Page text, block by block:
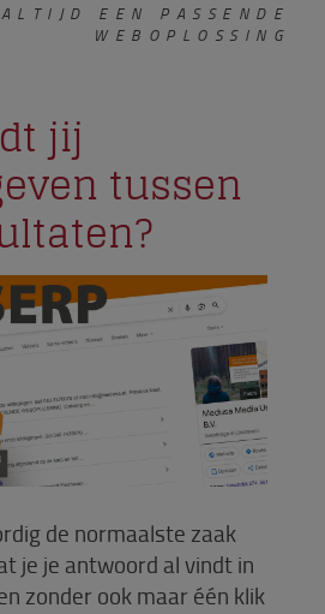
ALTIJD EEN PASSENDE
WEBOPLOSSING
jij
tussen
de normaalste zaak
je je antwoord al vindt in
zonder ook maar één klik